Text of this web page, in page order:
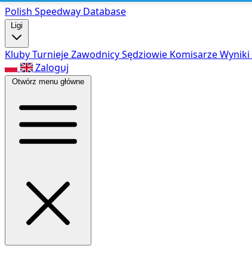
Polish Speedway Database
Ligi
KlubyTurniejeZawodnicySędziowie KomisarzeWyniki
Zaloguj
Otwórz menu główne